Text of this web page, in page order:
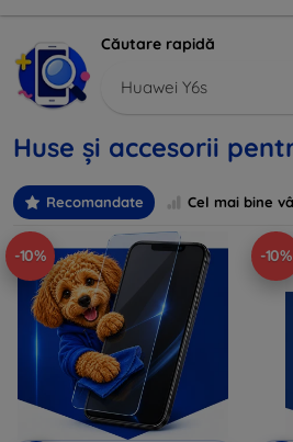
Căutare rapidă
Huawei Y6s
Huse și accesorii
Recomandate Cel mai bine
-10% -10%